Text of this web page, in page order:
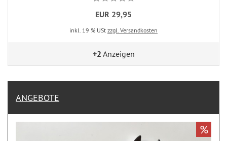
EUR 29,95
inkl. 19 % USt zzgl. Versandkosten
+2 Anzeigen
ANGEBOTE
%